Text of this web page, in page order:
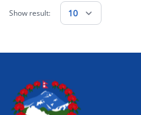
Show result: 10